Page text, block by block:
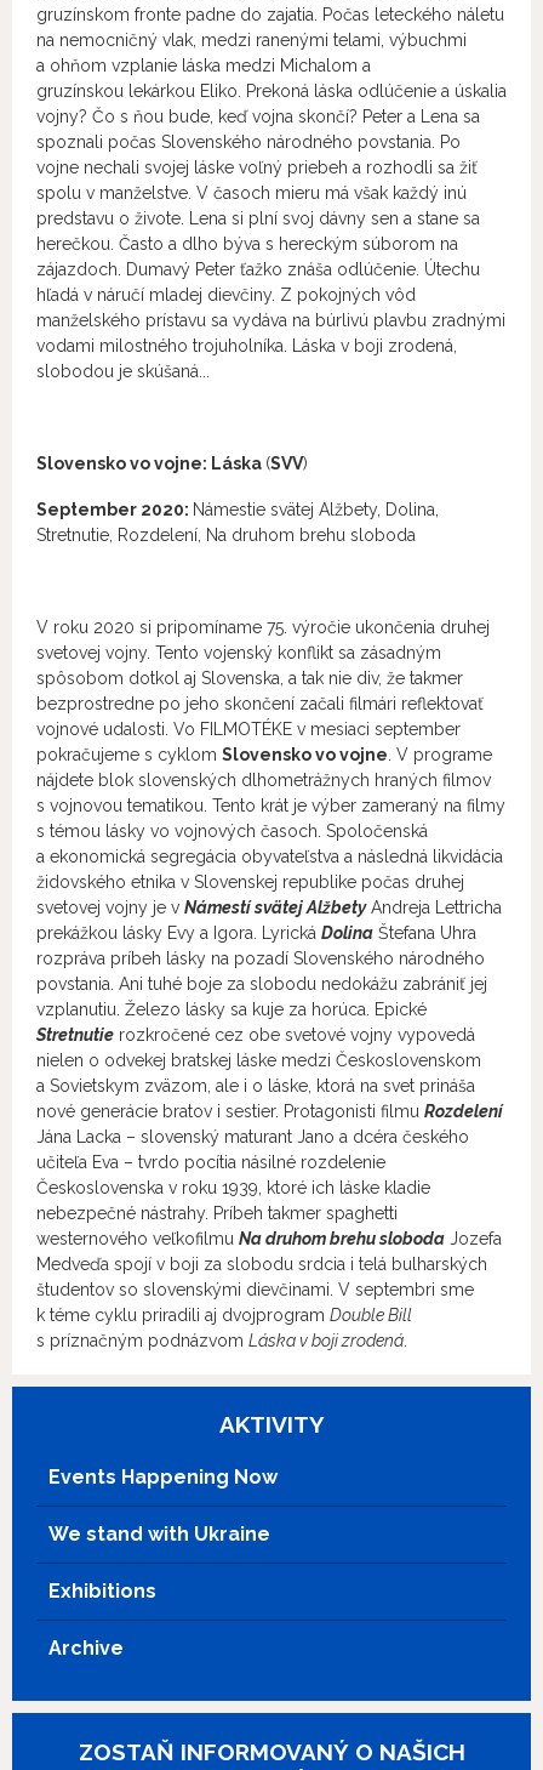
gruzínskom fronte padne do zajatia. Počas leteckého náletu
na nemocničný vlak, medzi ranenými telami, výbuchmi
a ohňom vzplanie láska medzi Michalom a
gruzínskou lekárkou Eliko. Prekoná láska odlúčenie a úskalia
vojny? Čo s ňou bude, keď vojna skončí? Peter a Lena sa
spoznali počas Slovenského národného povstania. Po
vojne nechali svojej láske voľný priebeh a rozhodli sa žiť
spolu v manželstve. V časoch mieru má však každý inú
predstavu o živote. Lena si plní svoj dávny sen a stane sa
herečkou. Často a dlho býva s hereckým súborom na
zájazdoch. Dumavý Peter ťažko znáša odlúčenie. Útechu
hľadá v náručí mladej dievčiny. Z pokojných vôd
manželského prístavu sa vydáva na búrlivú plavbu zradnými
vodami milostného trojuholníka. Láska v boji zrodená,
slobodou je skúšaná...
Slovensko vo vojne: Láska (SVV)
September 2020: Námestie svätej Alžbety, Dolina,
Stretnutie, Rozdelení, Na druhom brehu sloboda
V roku 2020 si pripomíname 75. výročie ukončenia druhej
svetovej vojny. Tento vojenský konflikt sa zásadným
spôsobom dotkol aj Slovenska, a tak nie div, že takmer
bezprostredne po jeho skončení začali filmári reflektovať
vojnové udalosti. Vo FILMOTÉKE v mesiaci september
pokračujeme s cyklom Slovensko vo vojne . V programe
nájdete blok slovenských dlhometrážnych hraných filmov
s vojnovou tematikou. Tento krát je výber zameraný na filmy
s témou lásky vo vojnových časoch. Spoločenská
a ekonomická segregácia obyvateľstva a následná likvidácia
židovského etnika v Slovenskej republike počas druhej
svetovej vojny je v Námestí svätej AlžbetyAndreja Lettricha
prekážkou lásky Evy a Igora. Lyrická Dolina Štefana Uhra
rozpráva príbeh lásky na pozadí Slovenského národného
povstania. Ani tuhé boje za slobodu nedokážu zabrániť jej
vzplanutiu. Železo lásky sa kuje za horúca. Epické
Stretnutie rozkročené cez obe svetové vojny vypovedá
nielen o odvekej bratskej láske medzi Československom
a Sovietskym zväzom, ale i o láske, ktorá na svet prináša
nové generácie bratov i sestier. Protagonisti filmu Rozdelení
Jána Lacka – slovenský maturant Jano a dcéra českého
učiteľa Eva – tvrdo pocítia násilné rozdelenie
Československa v roku 1939, ktoré ich láske kladie
nebezpečné nástrahy. Príbeh takmer spaghetti
westernového veľkofilmu Na druhom brehu sloboda Jozefa
Medveďa spojí v boji za slobodu srdcia i telá bulharských
študentov so slovenskými dievčinami. V septembri sme
k téme cyklu priradili aj dvojprogram Double Bill
s príznačným podnázvom Láska v boji zrodená
AKTIVITY
Events Happening Now
We stand with Ukraine
Exhibitions
Archive
ZOSTAŇ INFORMOVANÝ O NAŠICH